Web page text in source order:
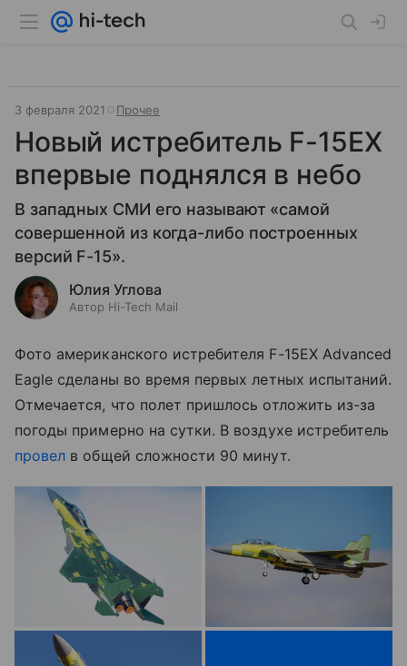
3 февраля 2021 Прочее
Новый истребитель F-15EX
впервые поднялся в небо
В западных СМИ его называют «самой
совершенной из когда-либо построенных
версий F-15».
Юлия Углова
Автор Hi-Tech Mail
Фото американского истребителя F-15EX Advanced
Eagle сделаны во время первых летных испытаний.
Отмечается, что полет пришлось отложить из-за
погоды примерно на сутки. В воздухе истребитель
провел в общей сложности 90 минут.